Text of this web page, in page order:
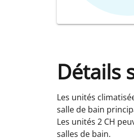
Détails
Les unités
salle de bain
Les unités 2 CH
salles de bain.